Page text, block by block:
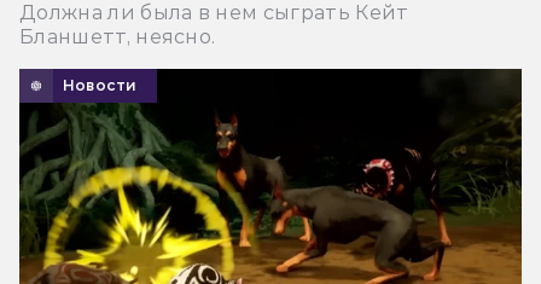
Должна ли была в нем сыграть Кейт
Бланшетт, неясно.
Новости